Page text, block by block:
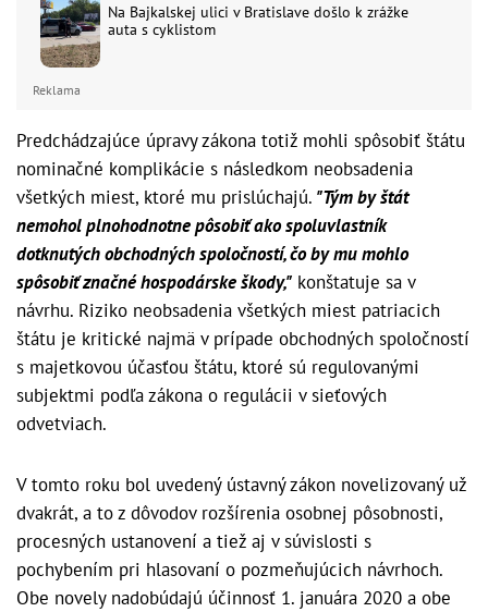
Na Bajkalskej ulici v Bratislave došlo k zrážke
auta s cyklistom
Reklama
Predchádzajúce úpravy zákona totiž mohli spôsobiť štátu
nominačné komplikácie s následkom neobsadenia
všetkých miest, ktoré mu prislúchajú. "Tým by štát
nemohol plnohodnotne pôsobiť ako spoluvlastník
dotknutých obchodných spoločností, čo by mu mohlo
spôsobiť značné hospodárske škody," konštatuje sa v
návrhu. Riziko neobsadenia všetkých miest patriacich
štátu je kritické najmä v prípade obchodných spoločností
s majetkovou účasťou štátu, ktoré sú regulovanými
subjektmi podľa zákona o regulácii v sieťových
odvetviach.
V tomto roku bol uvedený ústavný zákon novelizovaný už
dvakrát, a to z dôvodov rozšírenia osobnej pôsobnosti,
procesných ustanovení a tiež aj v súvislosti s
pochybením pri hlasovaní o pozmeňujúcich návrhoch.
Obe novely nadobúdajú účinnosť 1. januára 2020 a obe